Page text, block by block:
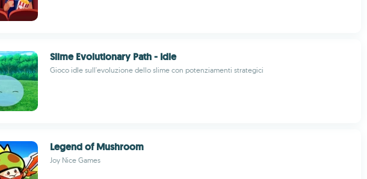
Slime Evolutionary Path - Idle
Gioco idle sull'evoluzione dello slime con potenziamenti strategici
Legend of Mushroom
Joy Nice Games